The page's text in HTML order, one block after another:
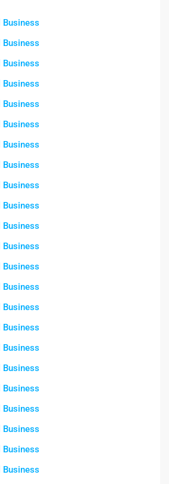
Business
Business
Business
Business
Business
Business
Business
Business
Business
Business
Business
Business
Business
Business
Business
Business
Business
Business
Business
Business
Business
Business
Business